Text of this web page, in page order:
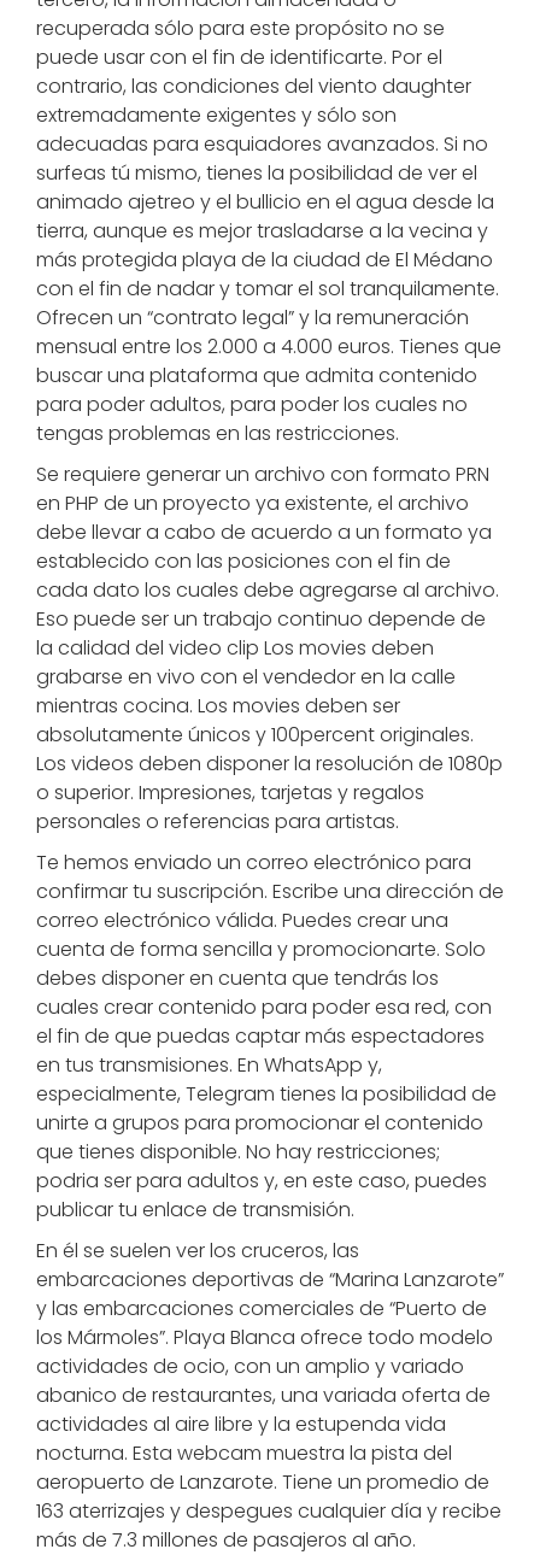
recuperada sólo para este propósito no se
puede usar con el fin de identificarte. Por el
contrario, las condiciones del viento daughter
extremadamente exigentes y sólo son
adecuadas para esquiadores avanzados. Si no
surfeas tú mismo, tienes la posibilidad de ver el
animado ajetreo y el bullicio en el agua desde la
tierra, aunque es mejor trasladarse a la vecina y
más protegida playa de la ciudad de El Médano
con el fin de nadar y tomar el sol tranquilamente.
Ofrecen un “contrato legal” y la remuneración
mensual entre los 2.000 a 4.000 euros. Tienes que
buscar una plataforma que admita contenido
para poder adultos, para poder los cuales no
tengas problemas en las restricciones.
Se requiere generar un archivo con formato PRN
en PHP de un proyecto ya existente, el archivo
debe llevar a cabo de acuerdo a un formato ya
establecido con las posiciones con el fin de
cada dato los cuales debe agregarse al archivo.
Eso puede ser un trabajo continuo depende de
la calidad del video clip Los movies deben
grabarse en vivo con el vendedor en la calle
mientras cocina. Los movies deben ser
absolutamente únicos y 100percent originales.
Los videos deben disponer la resolución de 1080p
o superior. Impresiones, tarjetas y regalos
personales o referencias para artistas.
Te hemos enviado un correo electrónico para
confirmar tu suscripción. Escribe una dirección de
correo electrónico válida. Puedes crear una
cuenta de forma sencilla y promocionarte. Solo
debes disponer en cuenta que tendrás los
cuales crear contenido para poder esa red, con
el fin de que puedas captar más espectadores
en tus transmisiones. En WhatsApp y,
especialmente, Telegram tienes la posibilidad de
unirte a grupos para promocionar el contenido
que tienes disponible. No hay restricciones;
podria ser para adultos y, en este caso, puedes
publicar tu enlace de transmisión.
En él se suelen ver los cruceros, las
embarcaciones deportivas de “Marina Lanzarote”
y las embarcaciones comerciales de “Puerto de
los Mármoles”. Playa Blanca ofrece todo modelo
actividades de ocio, con un amplio y variado
abanico de restaurantes, una variada oferta de
actividades al aire libre y la estupenda vida
nocturna. Esta webcam muestra la pista del
aeropuerto de Lanzarote. Tiene un promedio de
163 aterrizajes y despegues cualquier día y recibe
más de 7.3 millones de pasajeros al año.